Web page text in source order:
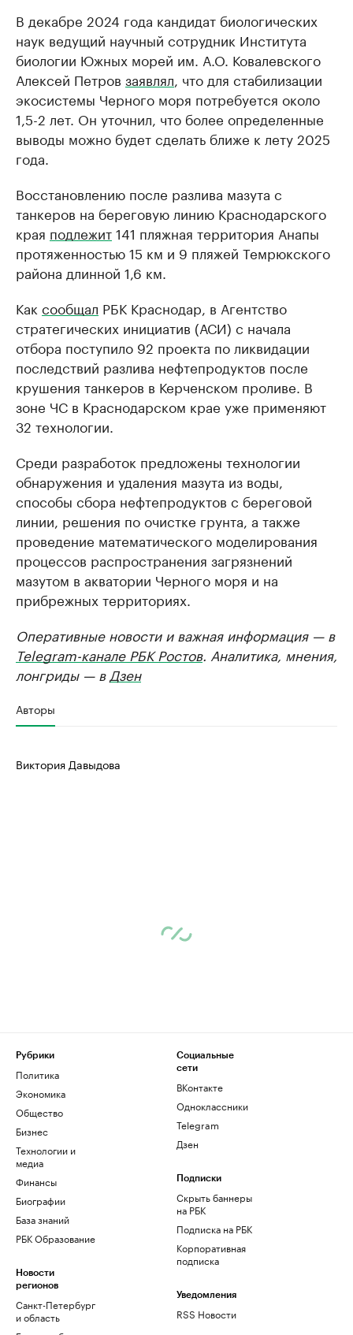
В декабре 2024 года кандидат биологических
наук ведущий научный сотрудник Института
биологии Южных морей им. А.О. Ковалевского
Алексей Петров заявлял , что для стабилизации
экосистемы Черного моря потребуется около
1,5-2 лет. Он уточнил, что более определенные
выводы можно будет сделать ближе к лету 2025
года.
Восстановлению после разлива мазута с
танкеров на береговую линию Краснодарского
края подлежит141 пляжная территория Анапы
протяженностью 15 км и 9 пляжей Темрюкского
района длинной 1,6 км.
Как сообщал РБК Краснодар, в Агентство
стратегических инициатив (АСИ) с начала
отбора поступило 92 проекта по ликвидации
последствий разлива нефтепродуктов после
крушения танкеров в Керченском проливе. В
зоне ЧС в Краснодарском крае уже применяют
32 технологии.
Среди разработок предложены технологии
обнаружения и удаления мазута из воды,
способы сбора нефтепродуктов с береговой
линии, решения по очистке грунта, а также
проведение математического моделирования
процессов распространения загрязнений
мазутом в акватории Черного моря и на
прибрежных территориях.
Оперативные новости и важная информация — в
Telegram-канале РБК Ростов. Аналитика, мнения,
лонгриды — в Дзен
Авторы
Виктория Давыдова
Рубрики
Политика
Экономика
Общество
Бизнес
Технологии и
медиа
Финансы
Биографии
База знаний
РБК Образование
Новости
регионов
Санкт-Петербург
и область
Социальные
сети
ВКонтакте
Одноклассники
Telegram
Дзен
Подписки
Скрыть баннеры
на РБК
Подписка на РБК
Корпоративная
подписка
Уведомления
RSS Новости